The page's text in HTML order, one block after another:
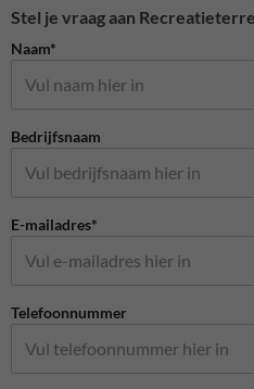
Stel je vraag aan
Naam*
Bedrijfsnaam
E-mailadres*
Telefoonnummer